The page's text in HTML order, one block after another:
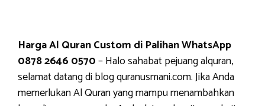
Harga Al Quran Custom di Palihan WhatsApp
0878 2646 0570– Halo sahabat pejuang alquran,
selamat datang di blog quranusmani.com. Jika Anda
memerlukan Al Quran yang mampu menambahkan